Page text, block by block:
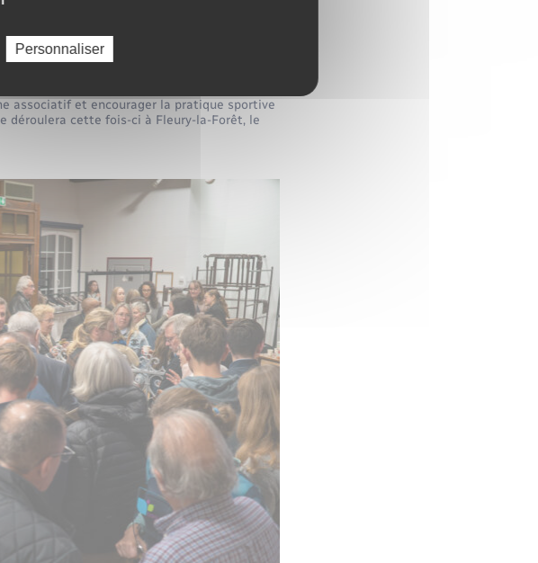
associatif et encourager la pratique sportive
déroulera cette fois-ci à Fleury-la-Forêt, le
Personnaliser